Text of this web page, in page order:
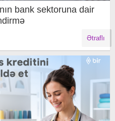
bank sektoruna dair
Ətraflı